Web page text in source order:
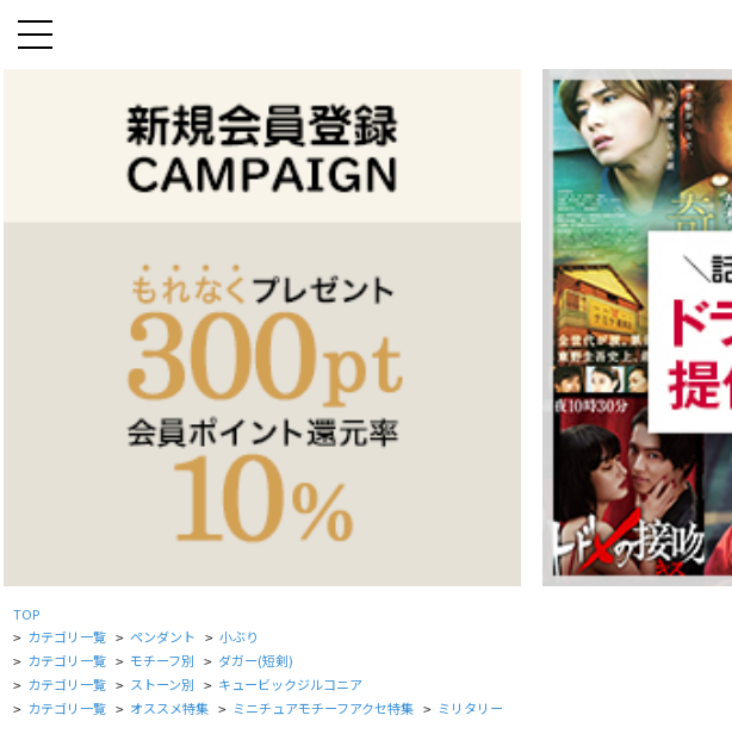
TOP
> カテゴリ一覧 > ペンダント > 小ぶり
> カテゴリ一覧 > モチーフ別 > ダガー(短剣)
> カテゴリ一覧 > ストーン別 > キュービックジルコニア
> カテゴリ一覧 > オススメ特集 > ミニチュアモチーフアクセ特集 > ミリタリー